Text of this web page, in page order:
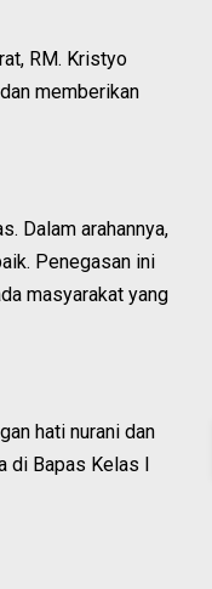
RM. Kristyo
memberikan
Dalam arahannya,
Penegasan ini
masyarakat yang
hati nurani dan
Bapas Kelas I